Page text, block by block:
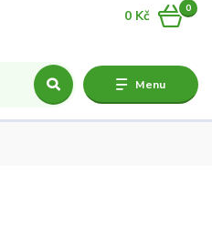
Menu
0
0 Kč